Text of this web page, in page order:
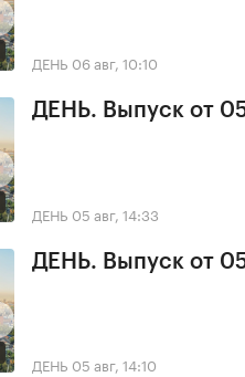
ДЕНЬ 06 авг, 10:10
ДЕНЬ. Выпуск от
ДЕНЬ 05 авг, 14:33
ДЕНЬ. Выпуск от
ДЕНЬ 05 авг, 14:10